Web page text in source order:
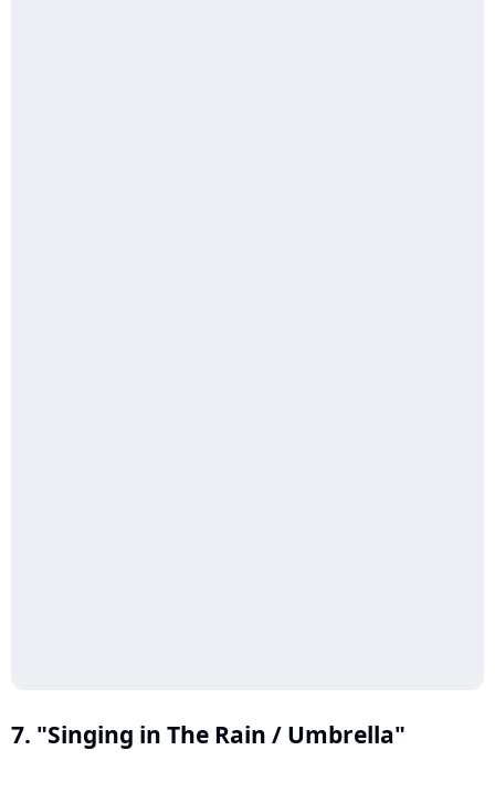
7. "Singing in The Rain / Umbrella"